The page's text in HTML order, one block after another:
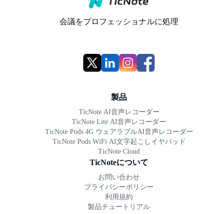
会議をプロフェッショナルに処理
製品
TicNote AI音声レコーダー
TicNote Lite AI音声レコーダー
TicNote Pods 4G ウェアラブルAI音声レコーダー
TicNote Pods WiFi AI文字起こしイヤバッド
TicNote Cloud
TicNoteについて
お問い合わせ
プライバシーポリシー
利用規約
製品チュートリアル